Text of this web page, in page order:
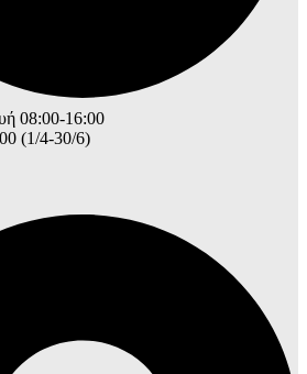
08:00-16:00
(1/4-30/6)